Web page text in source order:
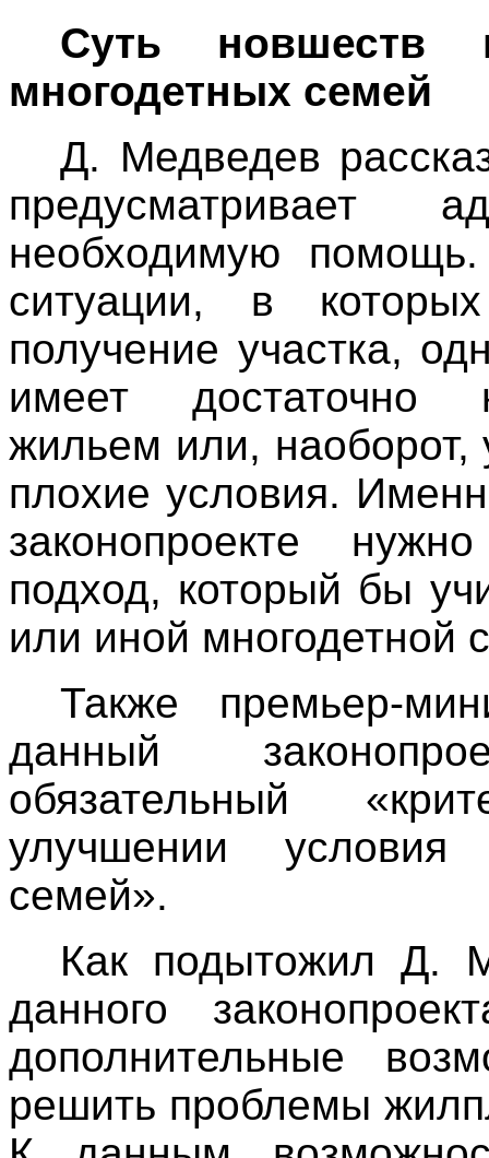
Суть новшеств
многодетных семей
Д. Медведев
предусматривает
необходимую
ситуации, в
получение участка,
имеет достаточно
жильем или, наоборот,
плохие условия.
законопроекте
подход, который бы
или иной многодетной
Также премьер-
данный
обязательный
улучшении условия
семей».
Как подытожил Д.
данного
дополнительные
решить проблемы